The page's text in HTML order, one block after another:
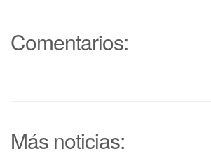
Comentarios:
Más noticias: